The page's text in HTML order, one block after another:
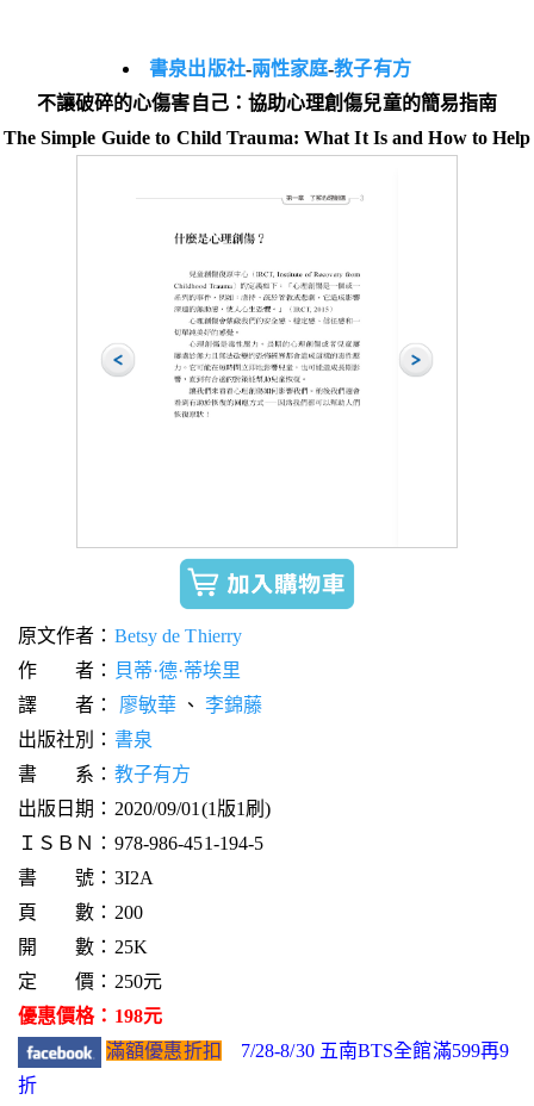
書泉出版社-兩性家庭-教子有方
不讓破碎的心傷害自己：協助心理創傷兒童的簡易指南
The Simple Guide to Child Trauma: What It Is and How to Help
原文作者： Betsy de Thierry
作 者： 貝蒂·德·蒂埃里
譯 者： 廖敏華、李錦藤
出版社別： 書泉
書 系： 教子有方
出版日期：2020/09/01(1版1刷)
ＩＳＢＮ：978-986-451-194-5
書 號：3I2A
頁 數：200
開 數：25K
定 價：250元
優惠價格：198元
滿額優惠折扣
7/28-8/30 五南BTS全館滿599再9
折